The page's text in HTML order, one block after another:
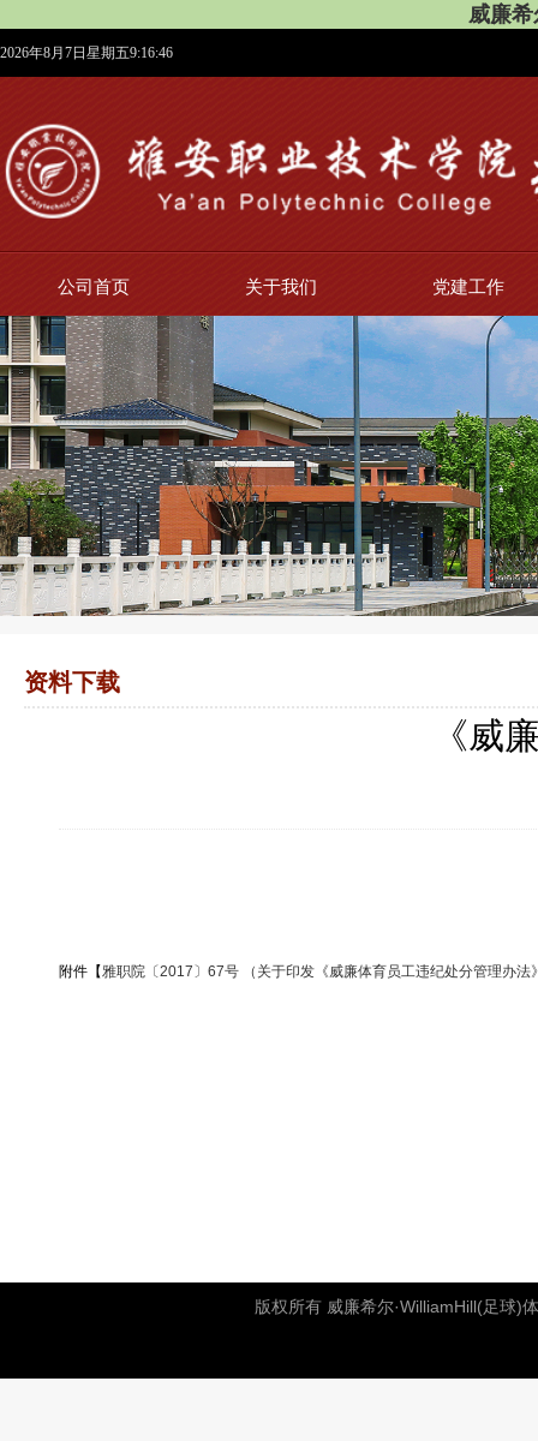
威廉
2026年8月7日星期五9:16:46
公司首页 关于我们 党建工作
资料下载
《威
附件【雅职院〔2017〕67号 （关于印发《威廉体育员工违纪处分管理办法
版权所有 威廉希尔·WilliamHill(足球)体